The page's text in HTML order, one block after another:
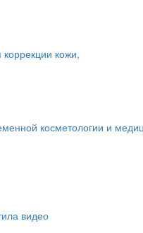
кожи,
косметологии и
видео